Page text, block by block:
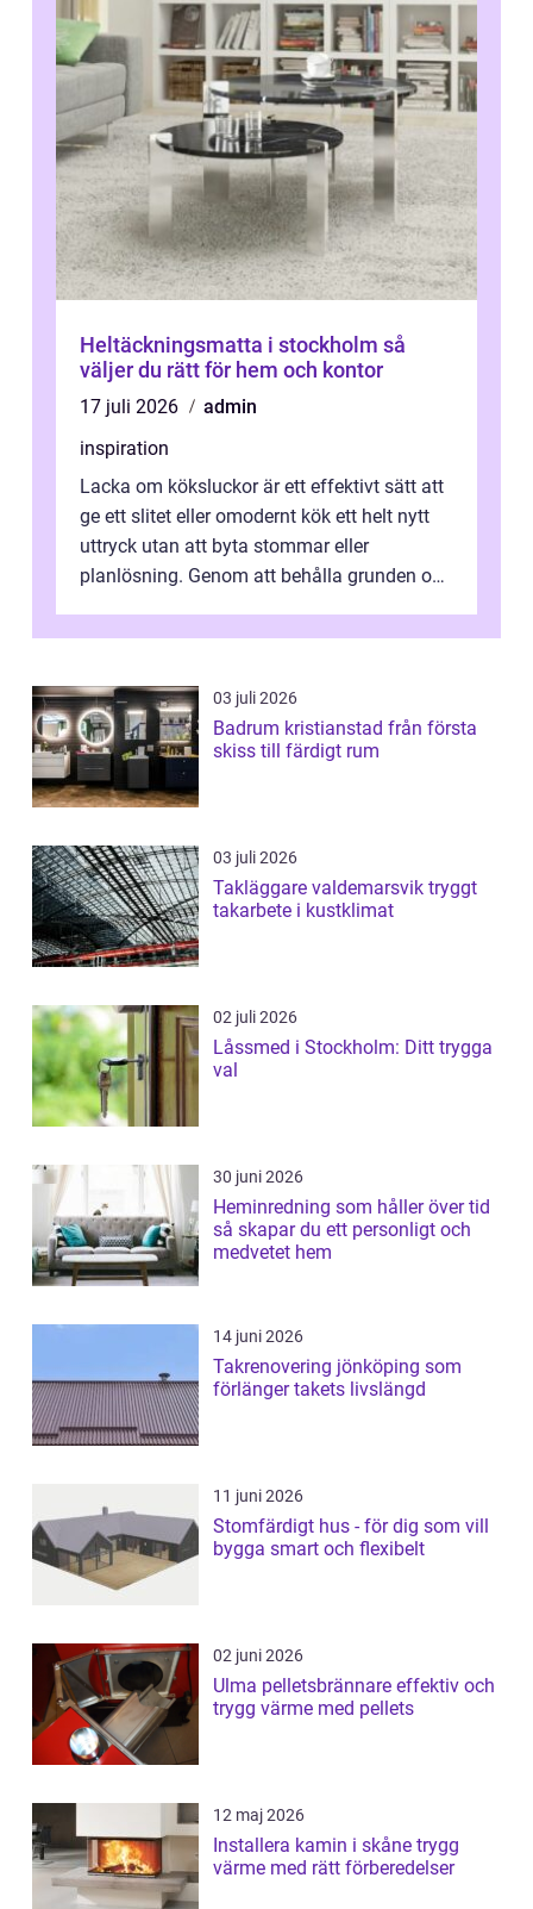
Heltäckningsmatta i stockholm så
väljer du rätt för hem och kontor
17 juli 2026
admin
inspiration
Lacka om köksluckor är ett effektivt sätt att
ge ett slitet eller omodernt kök ett helt nytt
uttryck utan att byta stommar eller
planlösning. Genom att behålla grunden och
03 juli 2026
Badrum kristianstad från första
skiss till färdigt rum
03 juli 2026
Takläggare valdemarsvik tryggt
takarbete i kustklimat
02 juli 2026
Låssmed i Stockholm: Ditt trygga
val
30 juni 2026
Heminredning som håller över tid
så skapar du ett personligt och
medvetet hem
14 juni 2026
Takrenovering jönköping som
förlänger takets livslängd
11 juni 2026
Stomfärdigt hus - för dig som vill
bygga smart och flexibelt
02 juni 2026
Ulma pelletsbrännare effektiv och
trygg värme med pellets
12 maj 2026
Installera kamin i skåne trygg
värme med rätt förberedelser